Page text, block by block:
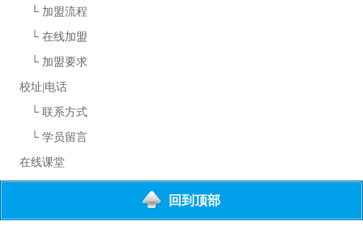
└ 加盟流程
└ 在线加盟
└ 加盟要求
校址|电话
└ 联系方式
└ 学员留言
在线课堂
回到顶部